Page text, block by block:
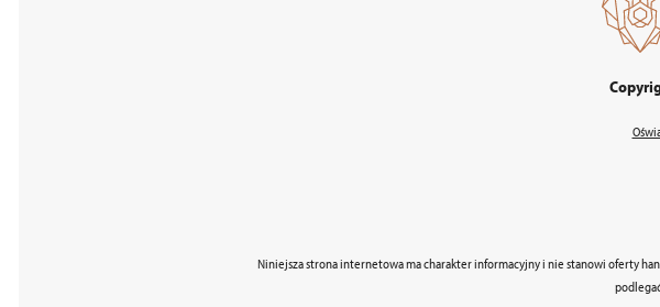
Niniejsza strona internetowa ma charakter informacyjny i nie stanowi oferty